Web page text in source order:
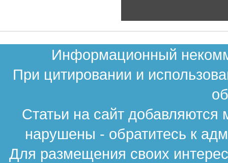
Информационный
При цитировании и
Статьи на сайт
нарушены - обратитесь к
Для размещения своих